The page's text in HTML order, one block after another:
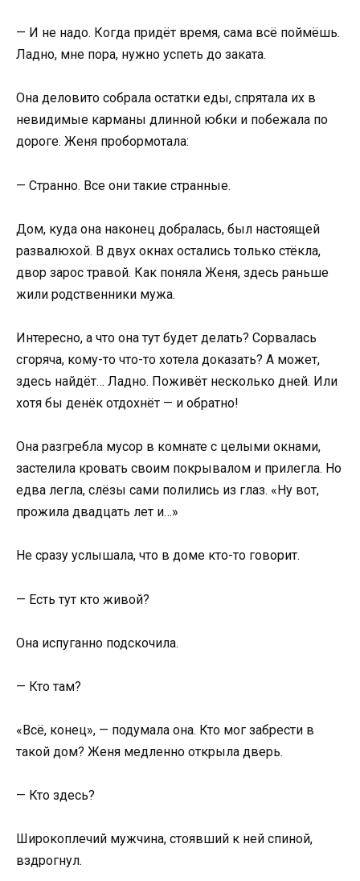
— И не надо. Когда придёт время, сама всё поймёшь.
Ладно, мне пора, нужно успеть до заката.
Она деловито собрала остатки еды, спрятала их в
невидимые карманы длинной юбки и побежала по
дороге. Женя пробормотала:
— Странно. Все они такие странные.
Дом, куда она наконец добралась, был настоящей
развалюхой. В двух окнах остались только стёкла,
двор зарос травой. Как поняла Женя, здесь раньше
жили родственники мужа.
Интересно, а что она тут будет делать? Сорвалась
сгоряча, кому-то что-то хотела доказать? А может,
здесь найдёт… Ладно. Поживёт несколько дней. Или
хотя бы денёк отдохнёт — и обратно!
Она разгребла мусор в комнате с целыми окнами,
застелила кровать своим покрывалом и прилегла. Но
едва легла, слёзы сами полились из глаз. «Ну вот,
прожила двадцать лет и…»
Не сразу услышала, что в доме кто-то говорит.
— Есть тут кто живой?
Она испуганно подскочила.
— Кто там?
«Всё, конец», — подумала она. Кто мог забрести в
такой дом? Женя медленно открыла дверь.
— Кто здесь?
Широкоплечий мужчина, стоявший к ней спиной,
вздрогнул.